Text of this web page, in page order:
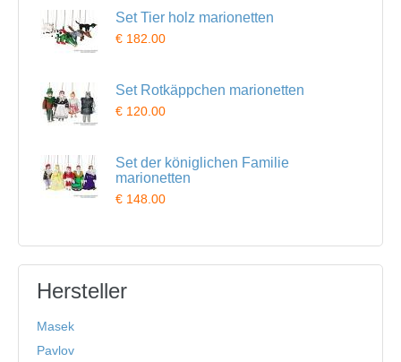
Set Tier holz marionetten
€ 182.00
Set Rotkäppchen marionetten
€ 120.00
Set der königlichen Familie
marionetten
€ 148.00
Hersteller
Masek
Pavlov